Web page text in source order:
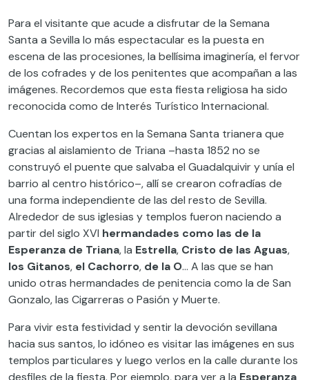
Para el visitante que acude a disfrutar de la Semana
Santa a Sevilla lo más espectacular es la puesta en
escena de las procesiones, la bellísima imaginería, el fervor
de los cofrades y de los penitentes que acompañan a las
imágenes. Recordemos que esta fiesta religiosa ha sido
reconocida como de Interés Turístico Internacional.
Cuentan los expertos en la Semana Santa trianera que
gracias al aislamiento de Triana –hasta 1852 no se
construyó el puente que salvaba el Guadalquivir y unía el
barrio al centro histórico–, allí se crearon cofradías de
una forma independiente de las del resto de Sevilla.
Alrededor de sus iglesias y templos fueron naciendo a
partir del siglo XVI hermandades como las de la
Esperanza de Triana, la Estrella, Cristo de las Aguas,
los Gitanos, el Cachorro, de la O… A las que se han
unido otras hermandades de penitencia como la de San
Gonzalo, las Cigarreras o Pasión y Muerte.
Para vivir esta festividad y sentir la devoción sevillana
hacia sus santos, lo idóneo es visitar las imágenes en sus
templos particulares y luego verlos en la calle durante los
desfiles de la fiesta. Por ejemplo, para ver a la Esperanza